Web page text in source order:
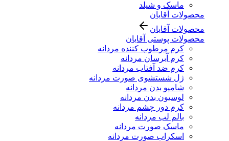
ماسک و شیلد
محصولات آقایان
محصولات آقایان
محصولات پوستی آقایان
کرم مرطوب کننده مردانه
کرم آبرسان مردانه
کرم ضد آفتاب مردانه
ژل شستشوی صورت مردانه
شامپو بدن مردانه
لوسیون بدن مردانه
کرم دور چشم مردانه
بالم لب مردانه
ماسک صورت مردانه
اسکراب صورت مردانه